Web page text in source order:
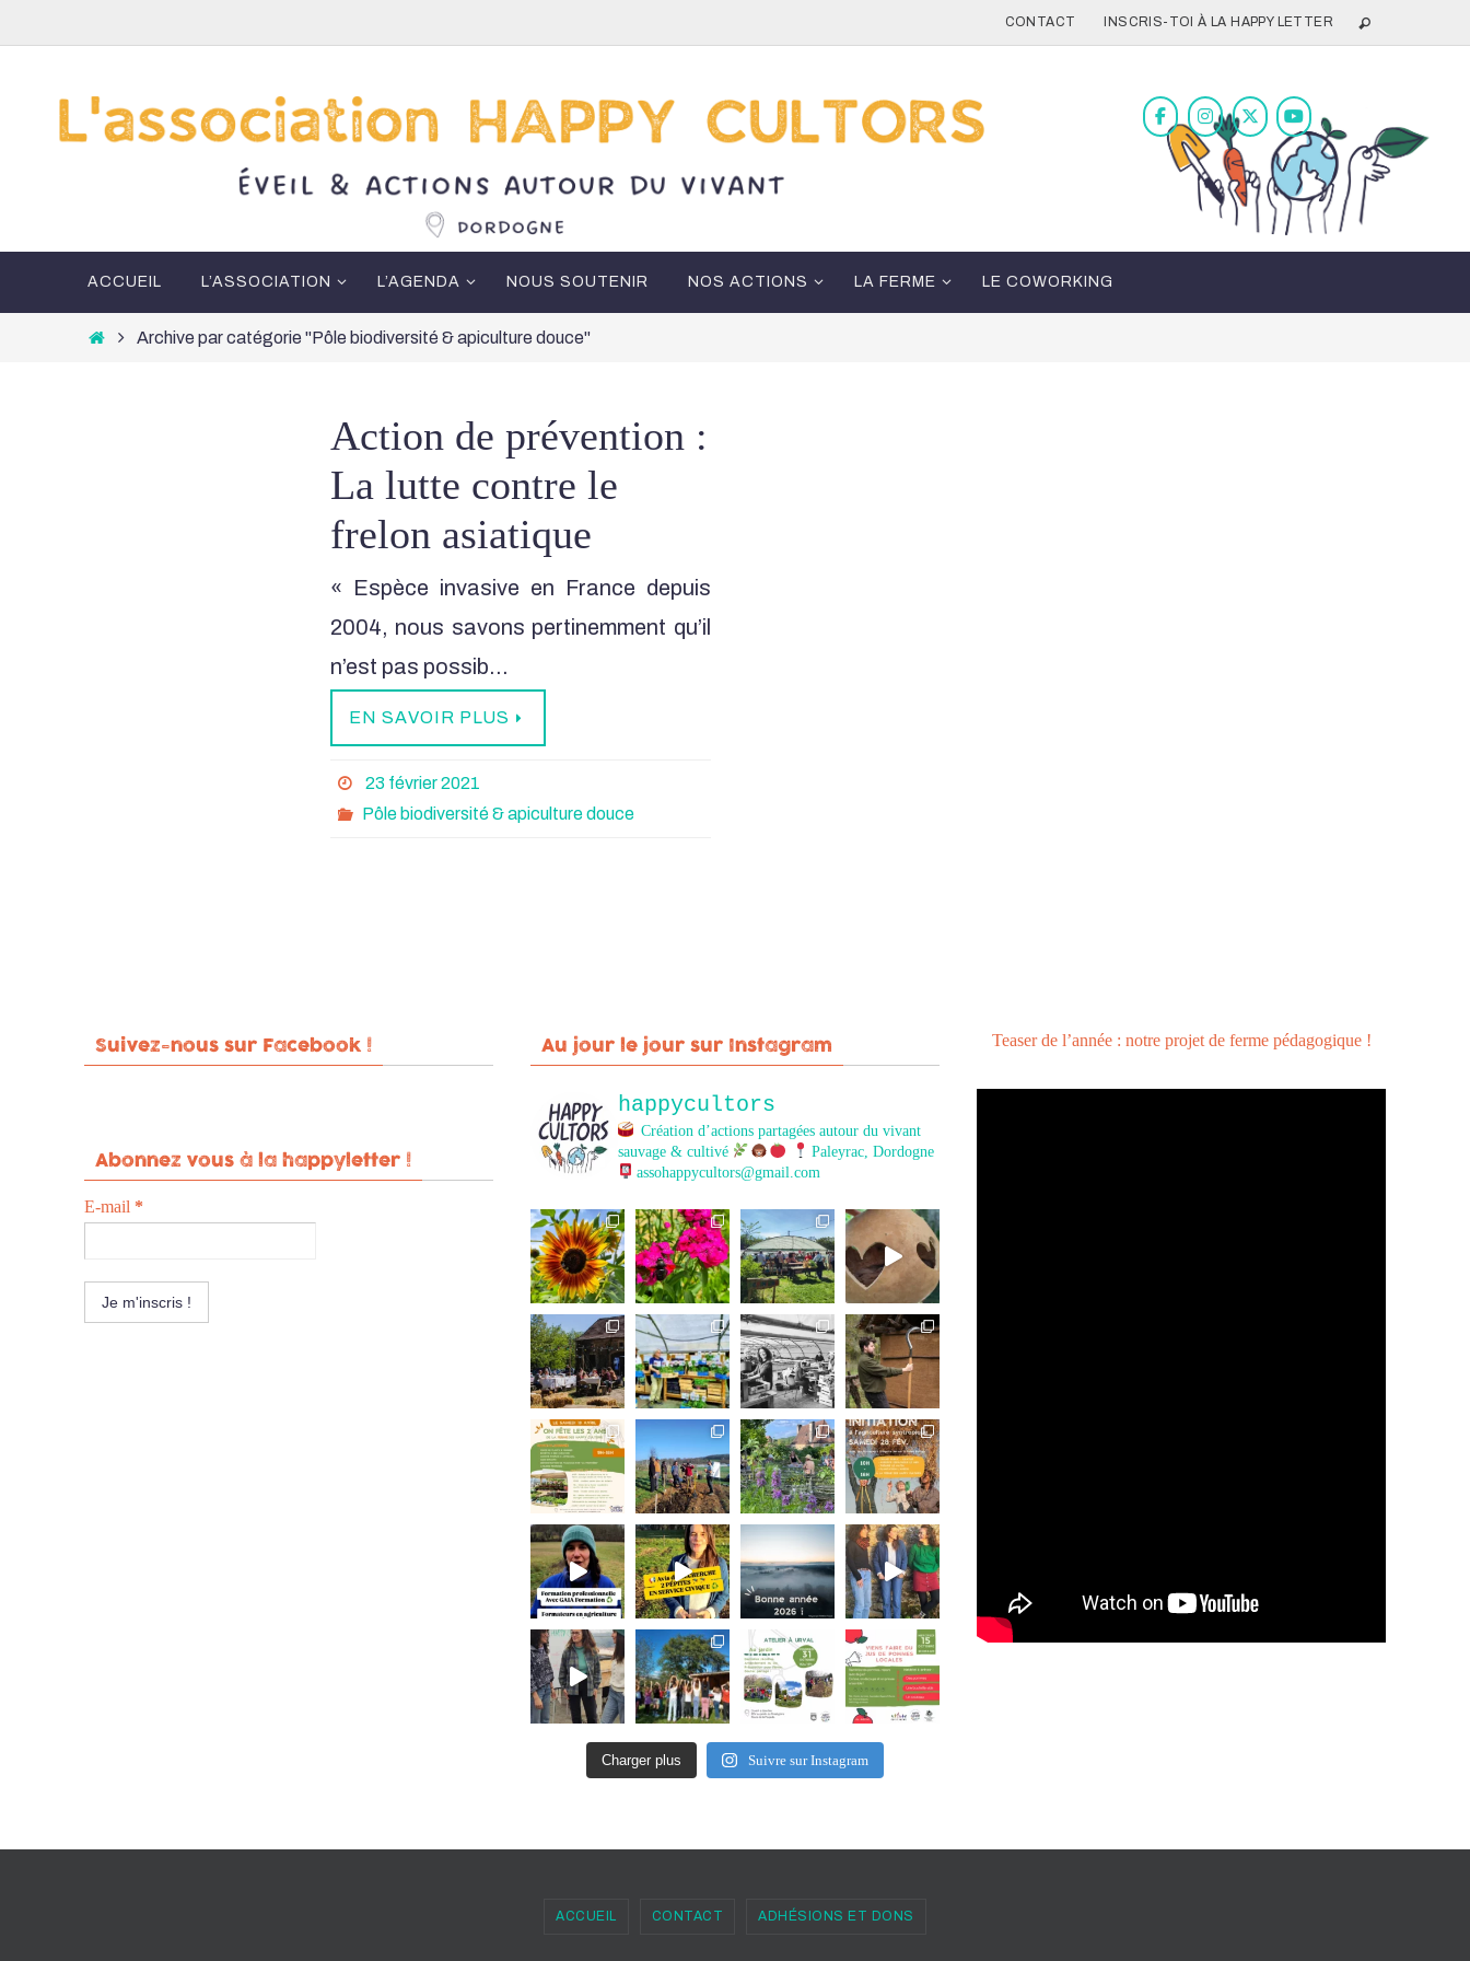
contenu
CONTACT INSCRIS-TOI À LA HAPPY LETTER
ACCUEIL L’ASSOCIATION L’AGENDA NOUS SOUTENIR NOS ACTIONS LA FERME LE COWORKING
HomeArchive par catégorie "Pôle biodiversité & apiculture douce"
Action de prévention :
La lutte contre le
frelon asiatique
« Espèce invasive en France depuis
2004, nous savons pertinemment qu’il
n’est pas possib…
EN SAVOIR PLUS
23 février 2021
Pôle biodiversité & apiculture douce
Suivez-nous sur Facebook !
Abonnez vous à la happyletter !
E-mail *
Au jour le jour sur Instagram
happycultors
Création d’actions partagées autour du vivant
sauvage & cultivé
Paleyrac, Dordogne
assohappycultors@gmail.com
Charger plus Suivre sur Instagram
Teaser de l’année : notre projet de ferme pédagogique !
ACCUEIL CONTACT ADHÉSIONS ET DONS